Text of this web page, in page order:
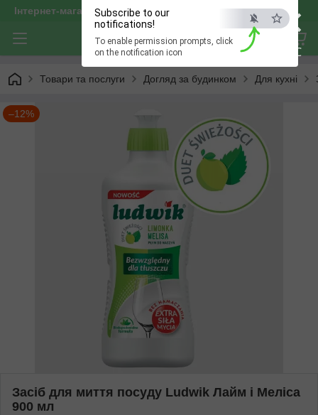
×
ESC
Subscribe to our
notifications!
To enable permission prompts, click
on the notification icon
Інтернет-магазин "optservis"
Товари та послуги Догляд за будинком Для кухні
–12%
Засіб для миття посуду Ludwik Лайм і Меліса
900 мл